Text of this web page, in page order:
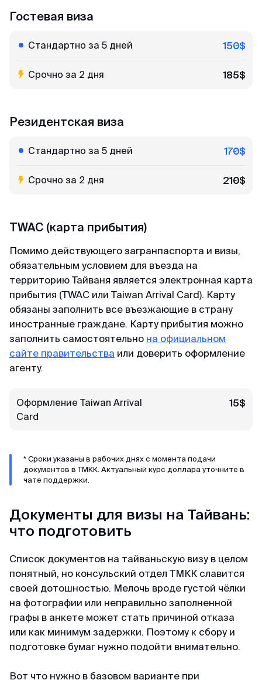
Гостевая виза
Стандартно за 5 дней 150$
Срочно за 2 дня 185$
Резидентская виза
Стандартно за 5 дней 170$
Срочно за 2 дня 210$
TWAC (карта прибытия)
Помимо действующего загранпаспорта и визы,
обязательным условием для въезда на
территорию Тайваня является электронная карта
прибытия (TWAC или Taiwan Arrival Card). Карту
обязаны заполнить все въезжающие в страну
иностранные граждане. Карту прибытия можно
заполнить самостоятельно на официальном
сайте правительства или доверить оформление
агенту.
Оформление Taiwan Arrival
Card
15$
* Сроки указаны в рабочих днях с момента подачи
документов в ТМКК. Актуальный курс доллара уточните в
чате поддержки.
Документы для визы на Тайвань:
что подготовить
Список документов на тайваньскую визу в целом
понятный, но консульский отдел ТМКК славится
своей дотошностью. Мелочь вроде густой чёлки
на фотографии или неправильно заполненной
графы в анкете может стать причиной отказа
или как минимум задержки. Поэтому к сбору и
подготовке бумаг нужно подойти внимательно.
Вот что нужно в базовом варианте при